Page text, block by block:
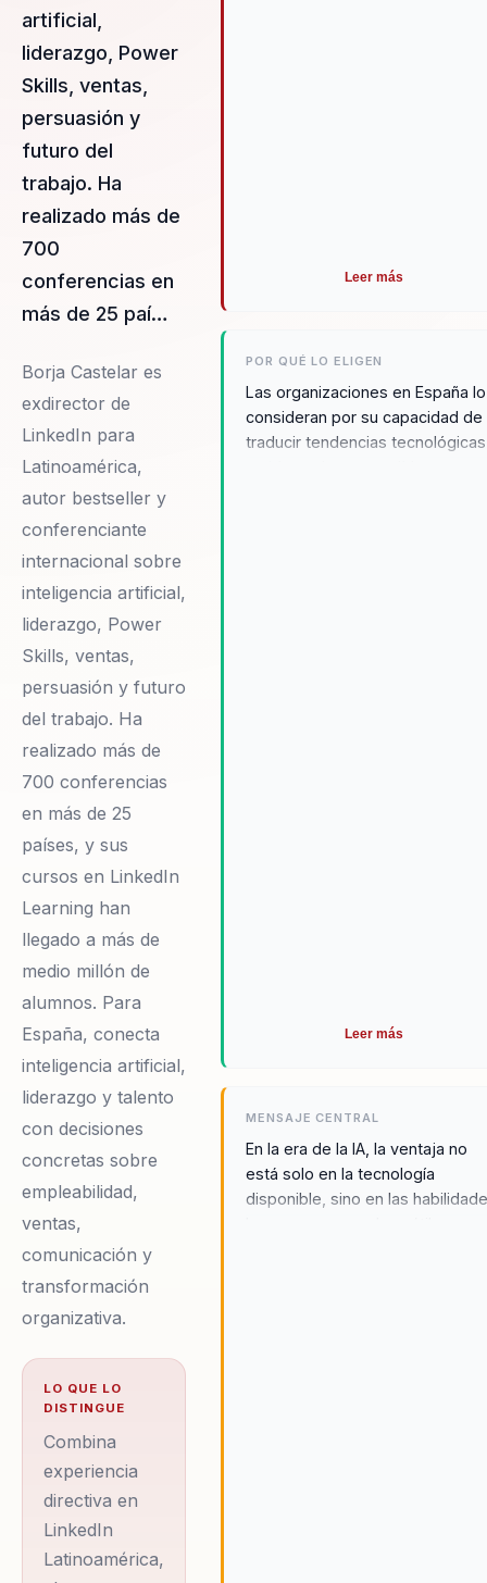
artificial,
liderazgo, Power
Skills, ventas,
persuasión y
futuro del
trabajo. Ha
realizado más de
700
conferencias en
más de 25 paí…
Borja Castelar es
exdirector de
LinkedIn para
Latinoamérica,
autor bestseller y
conferenciante
internacional sobre
inteligencia artificial,
liderazgo, Power
Skills, ventas,
persuasión y futuro
del trabajo. Ha
realizado más de
700 conferencias
en más de 25
países, y sus
cursos en LinkedIn
Learning han
llegado a más de
medio millón de
alumnos. Para
España, conecta
inteligencia artificial,
liderazgo y talento
con decisiones
concretas sobre
empleabilidad,
ventas,
comunicación y
transformación
organizativa.
LO QUE LO
DISTINGUE
Combina
experiencia
directiva en
LinkedIn
Latinoamérica,
Leer más
POR QUÉ LO ELIGEN
Las organizaciones en España lo
consideran por su capacidad de
traducir tendencias tecnológicas
Leer más
MENSAJE CENTRAL
En la era de la IA, la ventaja no
está solo en la tecnología
disponible, sino en las